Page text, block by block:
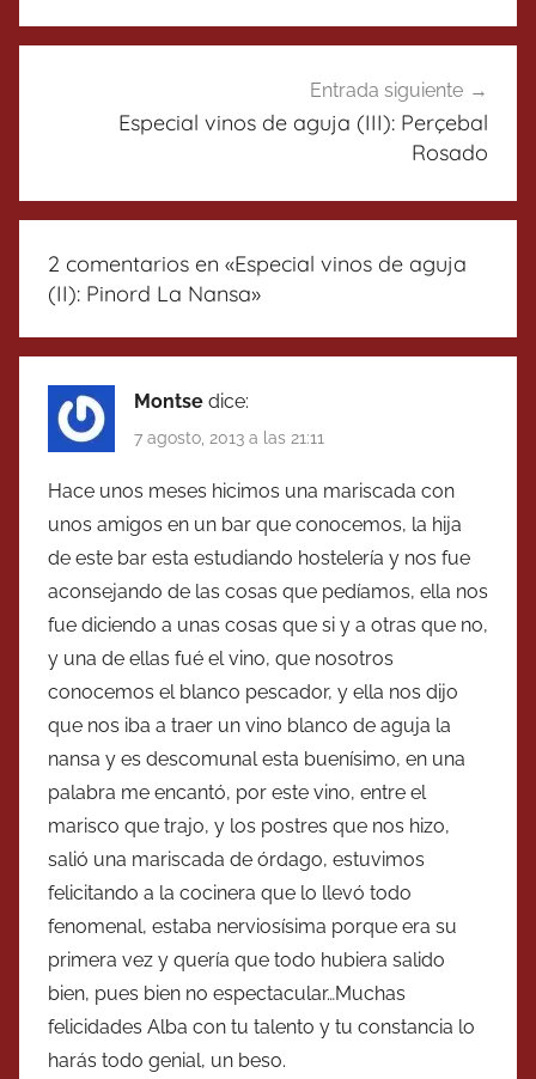
Entrada siguiente
Especial vinos de aguja (III): Perçebal
Rosado
2 comentarios en «Especial vinos de aguja
(II): Pinord La Nansa»
Montse dice:
7 agosto, 2013 a las 21:11
Hace unos meses hicimos una mariscada con
unos amigos en un bar que conocemos, la hija
de este bar esta estudiando hostelería y nos fue
aconsejando de las cosas que pedíamos, ella nos
fue diciendo a unas cosas que si y a otras que no,
y una de ellas fué el vino, que nosotros
conocemos el blanco pescador, y ella nos dijo
que nos iba a traer un vino blanco de aguja la
nansa y es descomunal esta buenísimo, en una
palabra me encantó, por este vino, entre el
marisco que trajo, y los postres que nos hizo,
salió una mariscada de órdago, estuvimos
felicitando a la cocinera que lo llevó todo
fenomenal, estaba nerviosísima porque era su
primera vez y quería que todo hubiera salido
bien, pues bien no espectacular…Muchas
felicidades Alba con tu talento y tu constancia lo
harás todo genial, un beso.